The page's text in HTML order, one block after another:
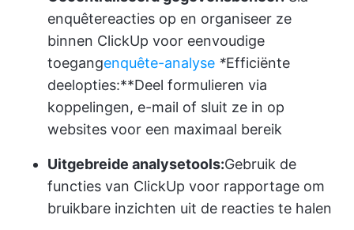
enquêtereacties op en organiseer ze
binnen ClickUp voor eenvoudige
toegangenquête-analyse *Efficiënte
deelopties:**Deel formulieren via
koppelingen, e-mail of sluit ze in op
websites voor een maximaal bereik
Uitgebreide analysetools:Gebruik de
functies van ClickUp voor rapportage om
bruikbare inzichten uit de reacties te halen